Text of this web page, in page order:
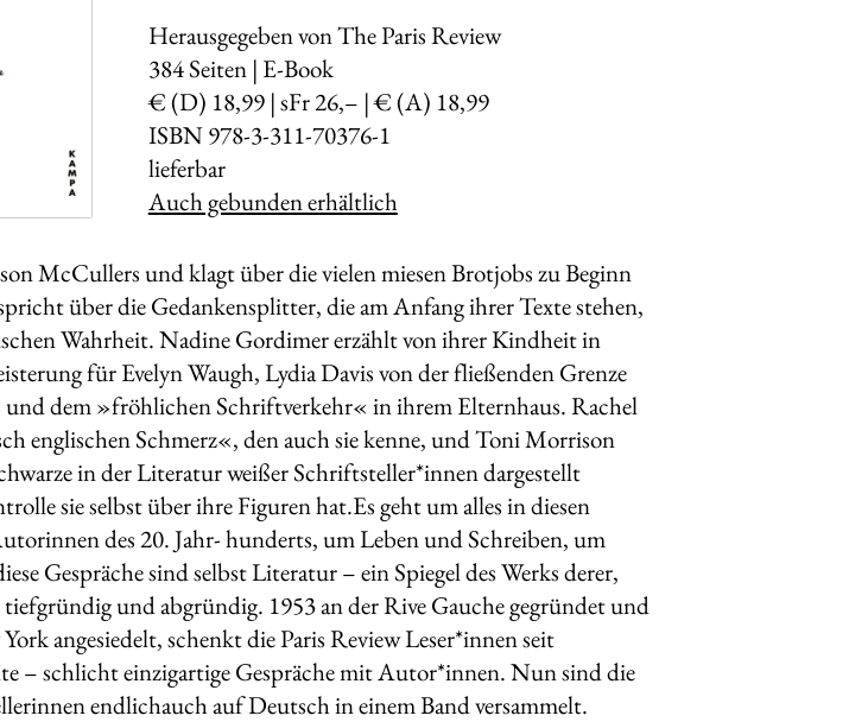
Herausgegeben von The Paris Review
384Seiten | E-Book
€ (D) 18,99 | sFr 26,– | € (A) 18,99
ISBN 978-3-311-70376-1
lieferbar
Auch gebunden erhältlich
McCullers und klagt über die vielen miesen Brotjobs zu Beginn
über die Gedankensplitter, die am Anfang ihrer Texte stehen,
Wahrheit. Nadine Gordimer erzählt von ihrer Kindheit in
für Evelyn Waugh, Lydia Davis von der fließenden Grenze
dem »fröhlichen Schriftverkehr« in ihrem Elternhaus. Rachel
englischen Schmerz«, den auch sie kenne, und Toni Morrison
in der Literatur weißer Schriftsteller*innen dargestellt
sie selbst über ihre Figuren hat.Es geht um alles in diesen
des 20. Jahr- hunderts, um Leben und Schreiben, um
Gespräche sind selbst Literatur – ein Spiegel des Werks derer,
und abgründig. 1953 an der Rive Gauche gegründet und
angesiedelt, schenkt die Paris Review Leser*innen seit
– schlicht einzigartige Gespräche mit Autor*innen. Nun sind die
endlichauch auf Deutsch in einem Band versammelt.